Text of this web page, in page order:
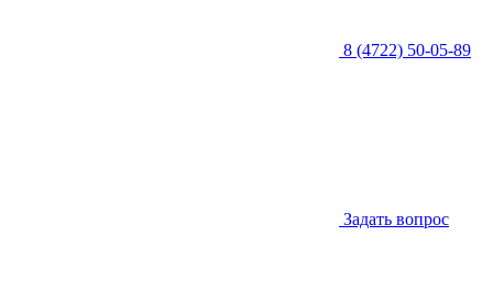
8 (4722) 50-05-89
Задать вопрос